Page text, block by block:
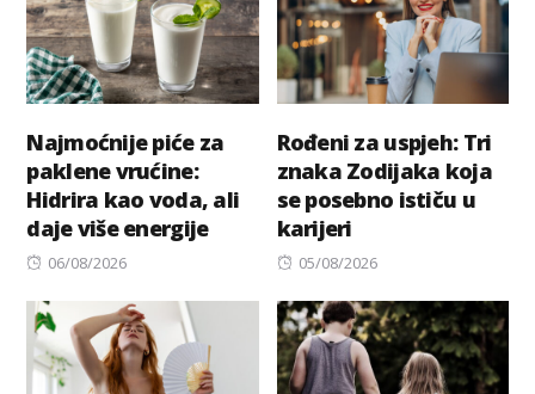
Najmoćnije piće za
paklene vrućine:
Hidrira kao voda, ali
daje više energije
Posted
06/08/2026
Rođeni za uspjeh: Tri
znaka Zodijaka koja
se posebno ističu u
karijeri
Posted
05/08/2026